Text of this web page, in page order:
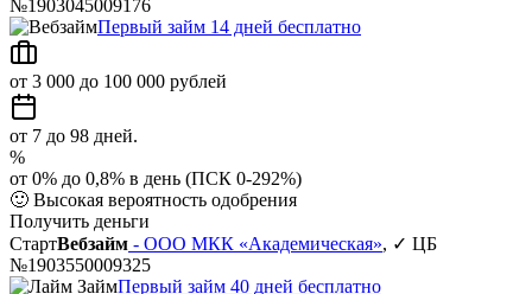
№1903045009176
Первый займ 14 дней бесплатно
от 3 000 до 100 000 рублей
от 7 до 98 дней.
%
от 0% до 0,8% в день (ПСК 0-292%)
🙂 Высокая вероятность одобрения
Получить деньги
СтартВебзайм - ООО МКК «Академическая», ✓ ЦБ
№1903550009325
Первый займ 40 дней бесплатно